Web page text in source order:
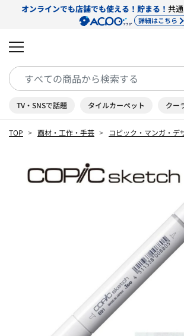
オンラインでも店舗でも使える！貯まる！ 共
詳細はこちら
TV・SNSで話題 タイルカーペット クー
TOP 画材・工作・手芸 コピック・マンガ・デ